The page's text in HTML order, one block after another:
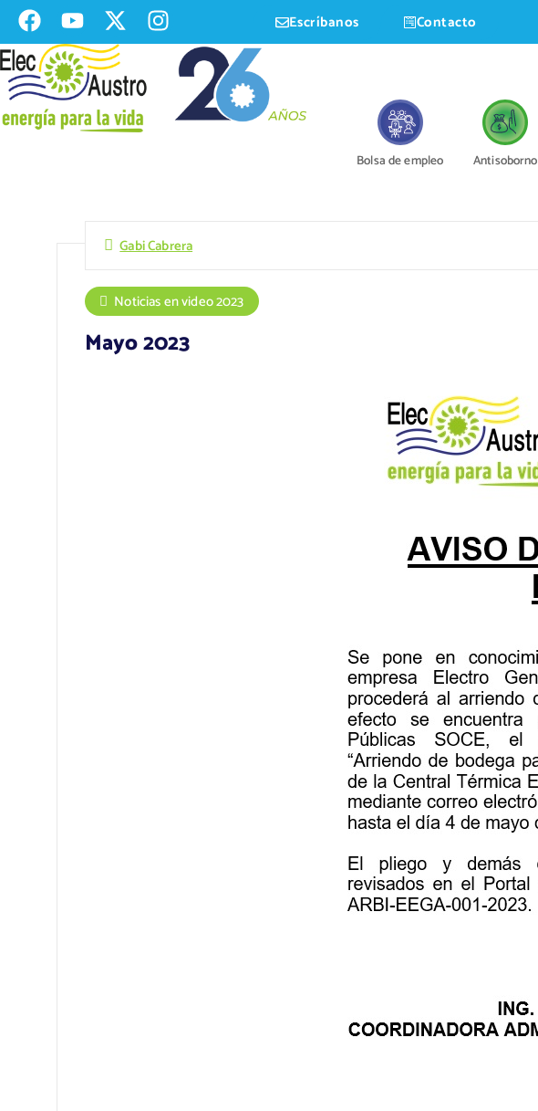
Escríbanos Contacto
Bolsa de empleo Antisoborno
Gabi Cabrera
Noticias en video 2023
Mayo 2023